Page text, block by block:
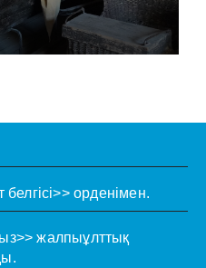
орденімен.
жалпыұлттық